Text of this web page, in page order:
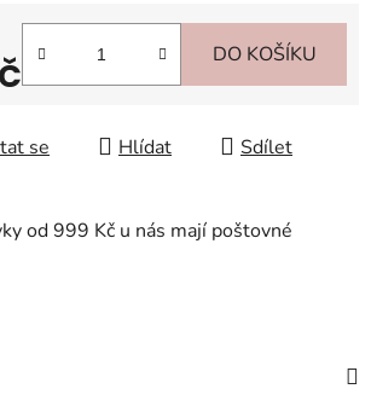
DO KOŠÍKU
se Hlídat Sdílet
od 999 Kč u nás mají poštovné